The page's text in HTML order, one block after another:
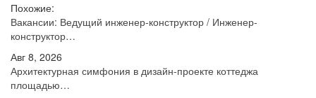
Похожие:
Вакансии: Ведущий инженер-конструктор / Инженер-
конструктор…
Авг 8, 2026
Архитектурная симфония в дизайн-проекте коттеджа
площадью…